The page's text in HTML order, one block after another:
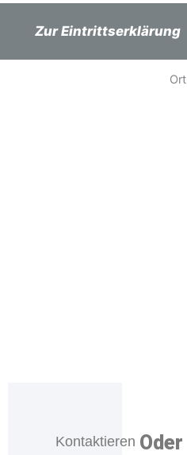
Zur Eintrittserklärung
Ort
Kontaktieren Oder